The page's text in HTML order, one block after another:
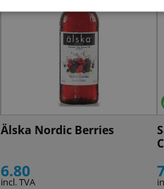
Älska Nordic Berries
6.80
incl. TVA